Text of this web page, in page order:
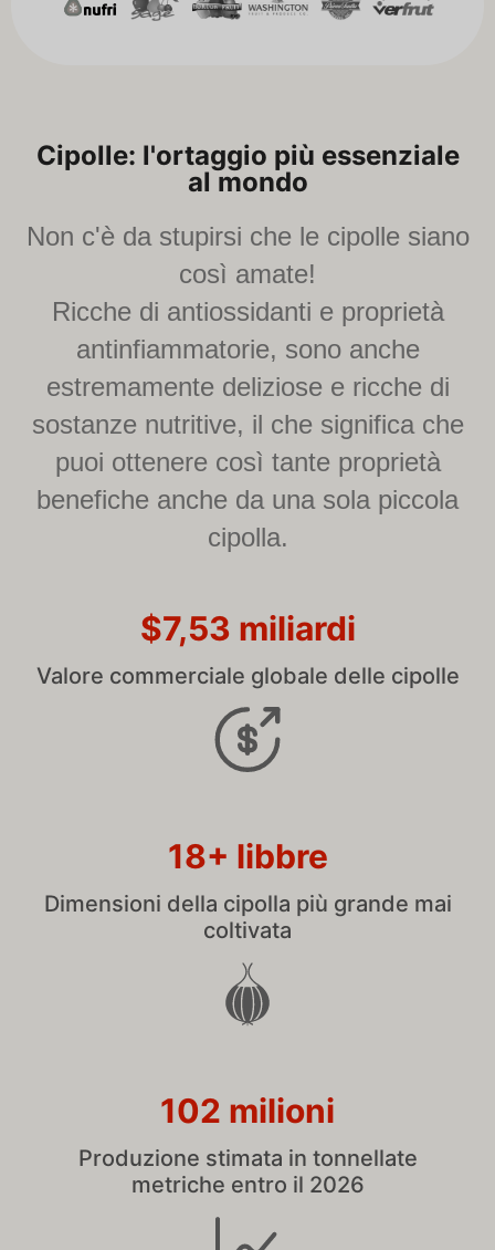
Cipolle: l'ortaggio più essenziale
al mondo
Non c'è da stupirsi che le cipolle siano
così amate!
Ricche di antiossidanti e proprietà
antinfiammatorie, sono anche
estremamente deliziose e ricche di
sostanze nutritive, il che significa che
puoi ottenere così tante proprietà
benefiche anche da una sola piccola
cipolla.
$7,53 miliardi
Valore commerciale globale delle cipolle
18+ libbre
Dimensioni della cipolla più grande mai
coltivata
102 milioni
Produzione stimata in tonnellate
metriche entro il 2026